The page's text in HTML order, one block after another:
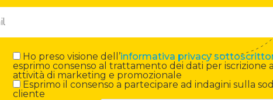
Ho preso visione dell’informativa privacy
esprimo consenso al trattamento dei dati per iscrizione
attività di marketing e promozionale
Esprimo il consenso a partecipare ad indagini sulla
cliente